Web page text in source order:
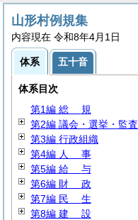
山形村例規集
内容現在 令和8年4月1日
体系 五十音
体系目次
第1編 総 規
第2編 議会・選挙・監査
第3編 行政組織
第4編 人 事
第5編 給 与
第6編 財 政
第7編 民 生
第8編 建 設